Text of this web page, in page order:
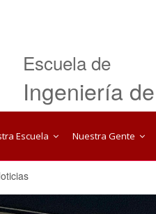
Escuela de
Ingeniería
Escuela Nuestra Gente